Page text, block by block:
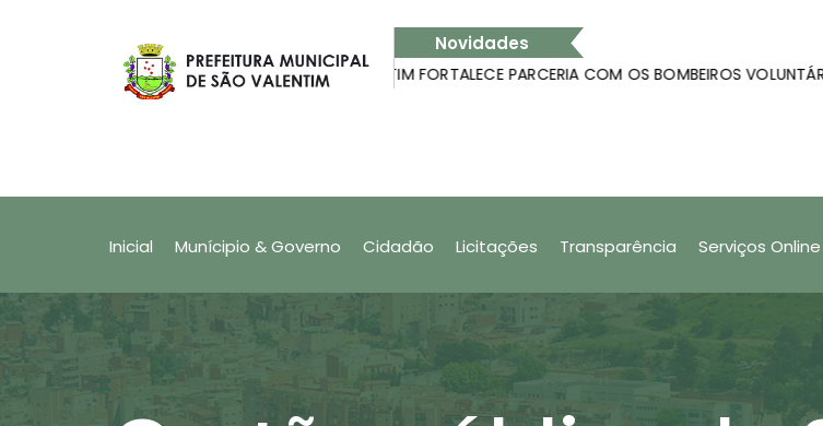
Novidades
Fiscal Fácil SÃO VALENTIM FORTALECE PARCERIA COM OS BOMBEIROS VOLUNTÁRIOS
Inicial Munícipio & Governo Cidadão Licitações Transparência Serviços Online